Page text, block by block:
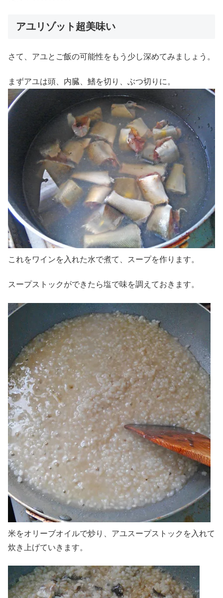
アユリゾット超美味い
さて、アユとご飯の可能性をもう少し深めてみましょう。
まずアユは頭、内臓、鰭を切り、ぶつ切りに。
これをワインを入れた水で煮て、スープを作ります。
スープストックができたら塩で味を調えておきます。
米をオリーブオイルで炒り、アユスープストックを入れて
炊き上げていきます。